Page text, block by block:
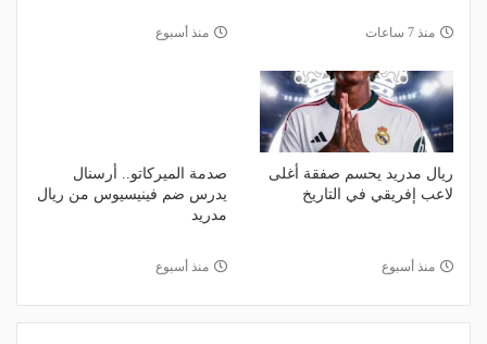
منذ 7 ساعات منذ أسبوع
ريال مدريد يحسم صفقة أغلى
لاعب إفريقي في التاريخ
منذ أسبوع
صدمة الميركاتو.. أرسنال
يدرس ضم فينيسيوس من ريال
مدريد
منذ أسبوع